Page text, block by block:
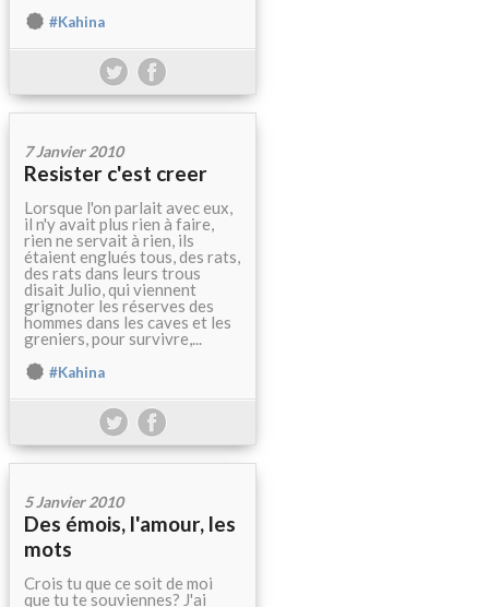
#Kahina
7 Janvier 2010
Resister c'est creer
Lorsque l'on parlait avec eux,
il n'y avait plus rien à faire,
rien ne servait à rien, ils
étaient englués tous, des rats,
des rats dans leurs trous
disait Julio, qui viennent
grignoter les réserves des
hommes dans les caves et les
greniers, pour survivre,...
#Kahina
5 Janvier 2010
Des émois, l'amour, les
mots
Crois tu que ce soit de moi
que tu te souviennes? J'ai